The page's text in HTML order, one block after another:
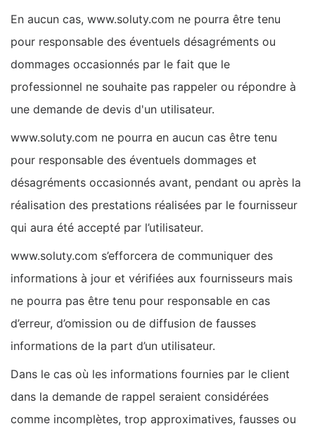
En aucun cas, www.soluty.com ne pourra être tenu
pour responsable des éventuels désagréments ou
dommages occasionnés par le fait que le
professionnel ne souhaite pas rappeler ou répondre à
une demande de devis d'un utilisateur.
www.soluty.com ne pourra en aucun cas être tenu
pour responsable des éventuels dommages et
désagréments occasionnés avant, pendant ou après la
réalisation des prestations réalisées par le fournisseur
qui aura été accepté par l’utilisateur.
www.soluty.com s’efforcera de communiquer des
informations à jour et vérifiées aux fournisseurs mais
ne pourra pas être tenu pour responsable en cas
d’erreur, d’omission ou de diffusion de fausses
informations de la part d’un utilisateur.
Dans le cas où les informations fournies par le client
dans la demande de rappel seraient considérées
comme incomplètes, trop approximatives, fausses ou